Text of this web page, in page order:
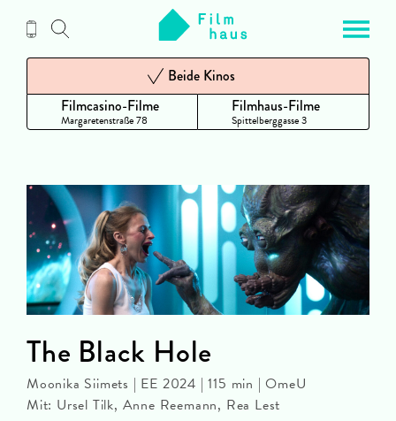
Inhalt
Filmcasino-Filme
Margaretenstraße 78
Beide Kinos
Filmhaus-Filme
Spittelberggasse 3
The Black Hole
Moonika Siimets | EE 2024 | 115 min | OmeU
Mit: Ursel Tilk, Anne Reemann, Rea Lest